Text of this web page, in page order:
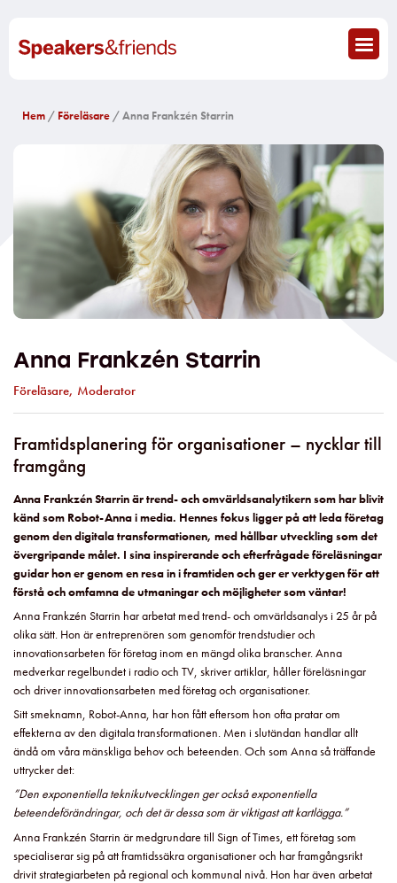
Hem / Föreläsare / Anna Frankzén Starrin
Anna Frankzén Starrin
Föreläsare, Moderator
Framtidsplanering för organisationer – nycklar till
framgång
Anna Frankzén Starrin är trend- och omvärldsanalytikern som har blivit
känd som Robot-Anna i media. Hennes fokus ligger på att leda företag
genom den digitala transformationen, med hållbar utveckling som det
övergripande målet. I sina inspirerande och efterfrågade föreläsningar
guidar hon er genom en resa in i framtiden och ger er verktygen för att
förstå och omfamna de utmaningar och möjligheter som väntar!
Anna Frankzén Starrin har arbetat med trend- och omvärldsanalys i 25 år på
olika sätt. Hon är entreprenören som genomför trendstudier och
innovationsarbeten för företag inom en mängd olika branscher. Anna
medverkar regelbundet i radio och TV, skriver artiklar, håller föreläsningar
och driver innovationsarbeten med företag och organisationer.
Sitt smeknamn, Robot-Anna, har hon fått eftersom hon ofta pratar om
effekterna av den digitala transformationen. Men i slutändan handlar allt
ändå om våra mänskliga behov och beteenden. Och som Anna så träffande
uttrycker det:
”Den exponentiella teknikutvecklingen ger också exponentiella
beteendeförändringar, och det är dessa som är viktigast att kartlägga.”
Anna Frankzén Starrin är medgrundare till Sign of Times, ett företag som
specialiserar sig på att framtidssäkra organisationer och har framgångsrikt
drivit strategiarbeten på regional och kommunal nivå. Hon har även arbetat